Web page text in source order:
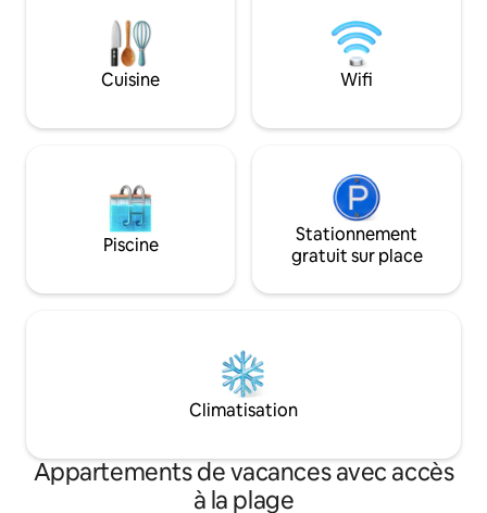
Zone de baignade dans la rivière à 50 m
de la cabane. De nombreux sentiers de
randonnée. Rowboat peut être
emprunté d'avril à novembre environ.
rivière. Pas besoin de permis de pêche.
coup d'œil aux
envoyer un
Cuisine Wifi
Piscine
Stationnement
gratuit sur place
Climatisation
Appartements de vacances avec accès
à la plage